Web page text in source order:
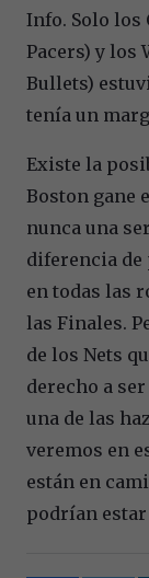
Info. Solo los
Pacers) y los
Bullets)
tenía un
Existe la
Boston gane
nunca una
diferencia de
en todas las
las Finales.
de los Nets
derecho a
una de las
veremos en
están en
podrían